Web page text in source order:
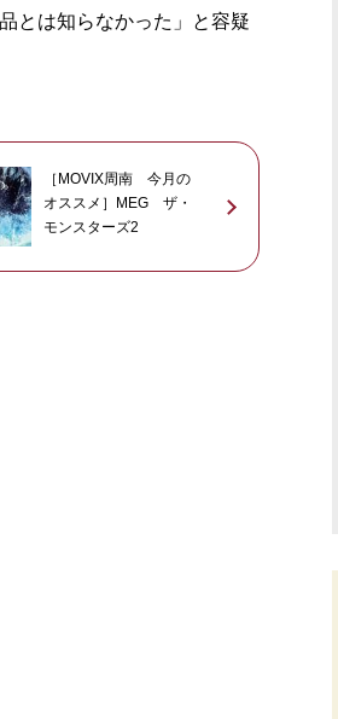
とは知らなかった」と容疑
［MOVIX周南 今月の
オススメ］MEG ザ・
モンスターズ2